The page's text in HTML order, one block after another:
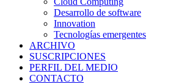
Desarrollo de software
Innovation
Tecnologías emergentes
ARCHIVO
SUSCRIPCIONES
PERFIL DEL MEDIO
CONTACTO